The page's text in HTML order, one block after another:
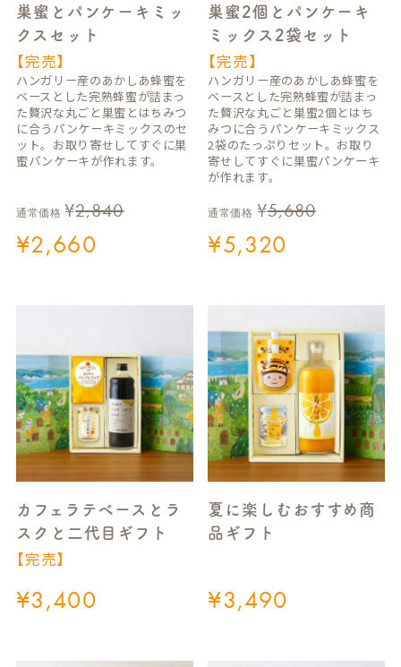
巣蜜とパンケーキミッ
クスセット
【完売】
ハンガリー産のあかしあ蜂蜜を
ベースとした完熟蜂蜜が詰まっ
た贅沢な丸ごと巣蜜とはちみつ
に合うパンケーキミックスのセ
ット。お取り寄せしてすぐに巣
蜜パンケーキが作れます。
通常価格 ¥2,840
¥2,660
巣蜜2個とパンケーキ
ミックス2袋セット
【完売】
ハンガリー産のあかしあ蜂蜜を
ベースとした完熟蜂蜜が詰まっ
た贅沢な丸ごと巣蜜2個とはち
みつに合うパンケーキミックス
2袋のたっぷりセット。お取り
寄せしてすぐに巣蜜パンケーキ
が作れます。
通常価格 ¥5,680
¥5,320
カフェラテベースとラ
スクと二代目ギフト
【完売】
¥3,400
夏に楽しむおすすめ商
品ギフト
¥3,490